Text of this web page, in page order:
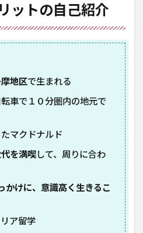
ットの自己紹介
地区で生まれる
車で１０分圏内の地元で
マクドナルド
を満喫して、周りに合わ
かけに、意識高く生きるこ
ア留学